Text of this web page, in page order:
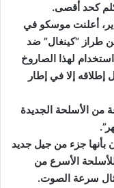
كلم كحد أقصى.
الروسي لأوكرانيا في 24 فبراير، أعلنت موسكو في
طراز “كينغال” ضد
لهذا الصاروخ
إلا في إطار
من الأسلحة الجديدة
بأنها جزء من جيل جديد
الأسرع من
سرعة الصوت.